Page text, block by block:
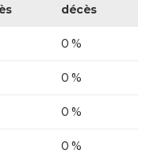
décès
0 %
0 %
0 %
0 %